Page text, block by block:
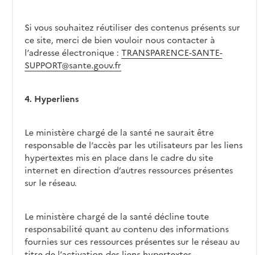
Si vous souhaitez réutiliser des contenus présents sur
ce site, merci de bien vouloir nous contacter à
l’adresse électronique : TRANSPARENCE-SANTE-
SUPPORT@sante.gouv.fr
4. Hyperliens
Le ministère chargé de la santé ne saurait être
responsable de l’accès par les utilisateurs par les liens
hypertextes mis en place dans le cadre du site
internet en direction d’autres ressources présentes
sur le réseau.
Le ministère chargé de la santé décline toute
responsabilité quant au contenu des informations
fournies sur ces ressources présentes sur le réseau au